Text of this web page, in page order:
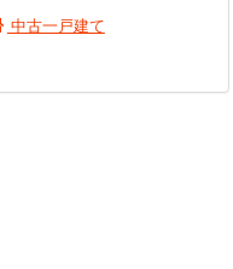
中古一戸建て